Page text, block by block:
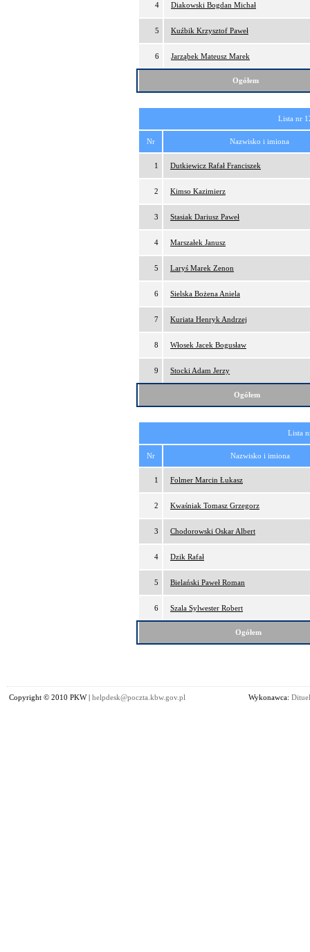
4 Diakowski Bogdan Michał
5 Kuźbik Krzysztof Paweł
6 Jarząbek Mateusz Marek
Ogółem
Lista nr
Nr Nazwisko i imiona
1 Dutkiewicz Rafał Franciszek
2 Kimso Kazimierz
3 Stasiak Dariusz Paweł
4 Marszałek Janusz
5 Laryś Marek Zenon
6 Sielska Bożena Aniela
7 Kuriata Henryk Andrzej
8 Włosek Jacek Bogusław
9 Stocki Adam Jerzy
Ogółem
Lista
Nr Nazwisko i imiona
1 Folmer Marcin Łukasz
2 Kwaśniak Tomasz Grzegorz
3 Chodorowski Oskar Albert
4 Dzik Rafał
5 Bielański Paweł Roman
6 Szala Sylwester Robert
Ogółem
Copyright © 2010 PKW | helpdesk@poczta.kbw.gov.pl Wykonawca: